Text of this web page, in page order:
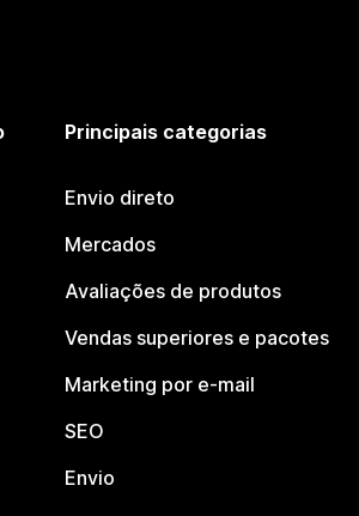
Principais categorias
Envio direto
Mercados
Avaliações de produtos
Vendas superiores e pacotes
Marketing por e-mail
SEO
Envio